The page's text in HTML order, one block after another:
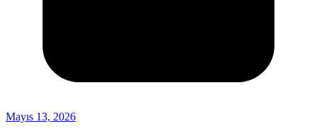
Mayıs 13, 2026